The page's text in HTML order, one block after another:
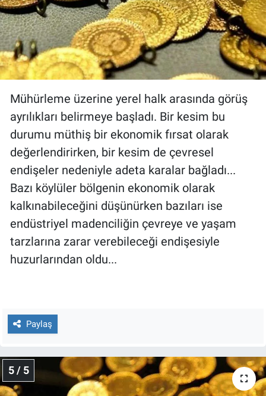
Mühürleme üzerine yerel halk arasında görüş
ayrılıkları belirmeye başladı. Bir kesim bu
durumu müthiş bir ekonomik fırsat olarak
değerlendirirken, bir kesim de çevresel
endişeler nedeniyle adeta karalar bağladı...
Bazı köylüler bölgenin ekonomik olarak
kalkınabileceğini düşünürken bazıları ise
endüstriyel madenciliğin çevreye ve yaşam
tarzlarına zarar verebileceği endişesiyle
huzurlarından oldu...
Paylaş
5 / 5